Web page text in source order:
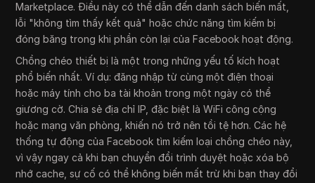
Marketplace. Điều này có thể dẫn đến danh sách biến mất,
lỗi "không tìm thấy kết quả" hoặc chức năng tìm kiếm bị
đóng băng trong khi phần còn lại của Facebook hoạt động.
Chồng chéo thiết bị là một trong những yếu tố kích hoạt
phổ biến nhất. Ví dụ: đăng nhập từ cùng một điện thoại
hoặc máy tính cho ba tài khoản trong một ngày có thể
giương cờ. Chia sẻ địa chỉ IP, đặc biệt là WiFi công cộng
hoặc mạng văn phòng, khiến nó trở nên tồi tệ hơn. Các hệ
thống tự động của Facebook tìm kiếm loại chồng chéo này,
vì vậy ngay cả khi bạn chuyển đổi trình duyệt hoặc xóa bộ
nhớ cache, sự cố có thể không biến mất trừ khi bạn thay đổi